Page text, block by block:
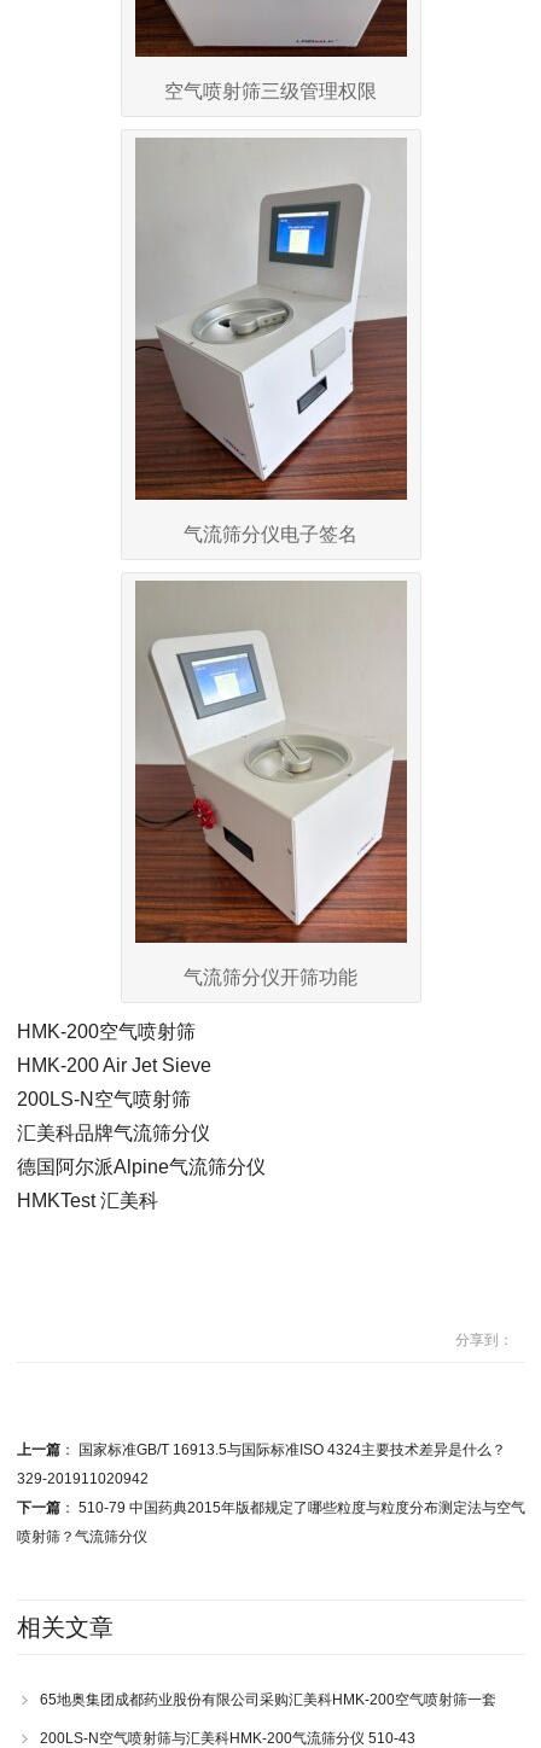
空气喷射筛三级管理权限
气流筛分仪电子签名
气流筛分仪开筛功能
HMK-200空气喷射筛
HMK-200 Air Jet Sieve
200LS-N空气喷射筛
汇美科品牌气流筛分仪
德国阿尔派Alpine气流筛分仪
HMKTest 汇美科
分享到：
上一篇：
国家标准GB/T 16913.5与国际标准ISO 4324主要技术差异是什么？
329-201911020942
下一篇： 510-79 中国药典2015年版都规定了哪些粒度与粒度分布测定法与空气
喷射筛？气流筛分仪
相关文章
65地奥集团成都药业股份有限公司采购汇美科HMK-200空气喷射筛一套
200LS-N空气喷射筛与汇美科HMK-200气流筛分仪 510-43